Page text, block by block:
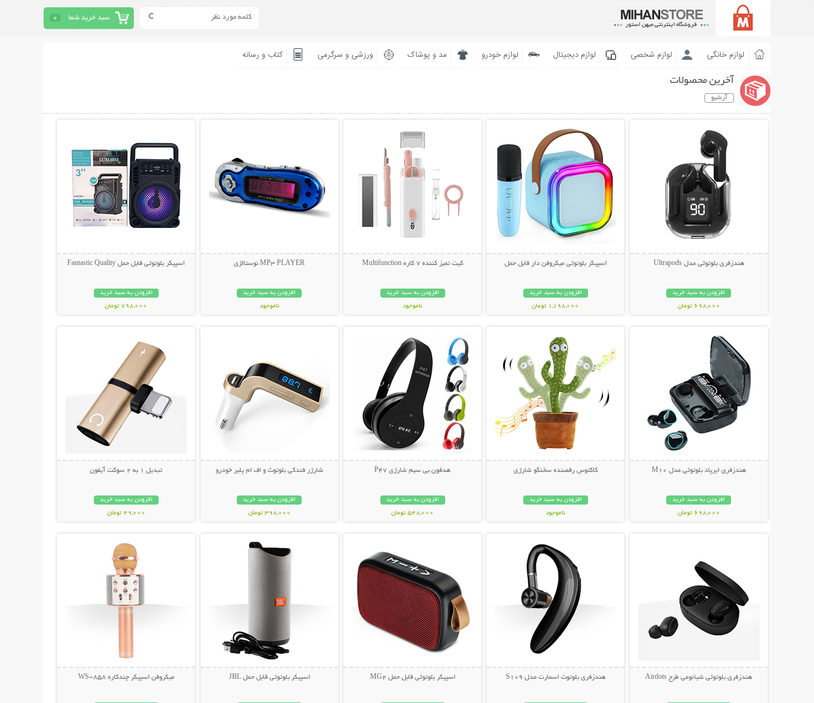
سبد خرید شما 0
لوازم خانگی لوازم شخصی لوازم دیجیتال لوازم خودرو مد و پوشاک ورزشی و سرگرمی کتاب و رسانه
آخرین محصولات
آرشیو
هندزفری بلوتوثی مدل Ultrapods
افزودن به سبد خرید
698,000 تومان
اسپیکر بلوتوثی میکروفن دار قابل حمل
افزودن به سبد خرید
1,198,000 تومان
کیت تمیز کننده 7 کاره Multifunction
افزودن به سبد خرید
ناموجود
MP3 PLAYER نوستالژی
افزودن به سبد خرید
ناموجود
اسپیکر بلوتوثی قابل حمل Fantastic Quality
افزودن به سبد خرید
798,000 تومان
هندزفری ایرپاد بلوتوثی مدل M10
افزودن به سبد خرید
698,000 تومان
کاکتوس رقصنده سخنگو شارژی
افزودن به سبد خرید
ناموجود
هدفون بی سیم شارژی P47
افزودن به سبد خرید
548,000 تومان
شارژر فندکی بلوتوث و اف ام پلیر خودرو
افزودن به سبد خرید
398,000 تومان
تبدیل 1 به 2 سوکت آیفون
افزودن به سبد خرید
49,000 تومان
هندزفری بلوتوثی شیائومی طرح Airdots هندزفری بلوتوث اسمارت مدل S109 اسپیکر بلوتوثی قابل حمل MG2 اسپیکر بلوتوثی قابل حمل JBL میکروفن اسپیکر چندکاره WS-858